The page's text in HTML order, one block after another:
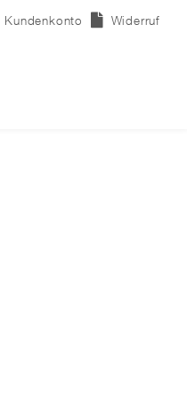
Kundenkonto Widerruf